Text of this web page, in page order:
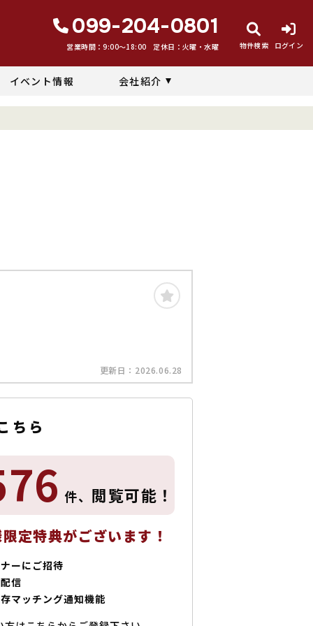
099-204-0801
営業時間：9:00〜18:00 定休日：火曜・水曜 物件検索 ログイン
イベント情報 会社紹介
更新日： 2026.06.28
ちら
件、 閲覧可能！
定特典がございます！
ーにご招待
信
マッチング通知機能